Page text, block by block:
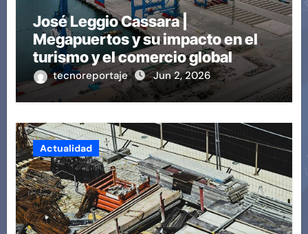
José Leggio Cassara |
Megapuertos y su impacto en el
turismo y el comercio global
tecnoreportaje Jun 2, 2026
Actualidad